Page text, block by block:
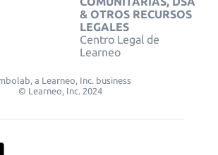
& OTROS RECURSOS
LEGALES
Centro Legal de
Learneo
a Learneo, Inc. business
© Learneo, Inc. 2024